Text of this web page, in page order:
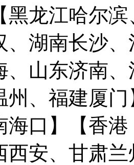
黑龙江哈尔
、湖南长沙
、山东济南
州、福建厦门
口】
【香
西安、甘肃